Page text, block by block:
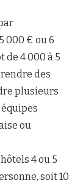
000 € ou 6
de 4 000 à 5
des
plusieurs
ou
4 ou 5
soit 10